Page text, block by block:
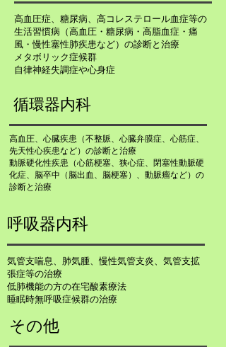
高血圧症、糖尿病、高コレステロール血症等の
生活習慣病（高血圧・糖尿病・高脂血症・痛
風・慢性塞性肺疾患など）の診断と治療
メタボリック症候群
自律神経失調症や心身症
循環器内科
高血圧、心臓疾患（不整脈、心臓弁膜症、心筋症、
先天性心疾患など）の診断と治療
動脈硬化性疾患（心筋梗塞、狭心症、閉塞性動脈硬
化症、脳卒中（脳出血、脳梗塞）、動脈瘤など）の
診断と治療
呼吸器内科
気管支喘息、肺気腫、慢性気管支炎、気管支拡
張症等の治療
低肺機能の方の在宅酸素療法
睡眠時無呼吸症候群の治療
その他